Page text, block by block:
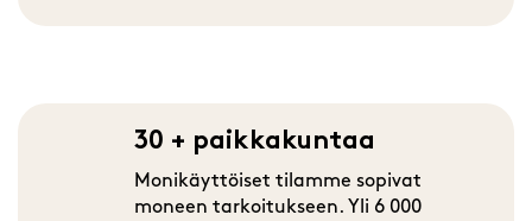
30 + paikkakuntaa
Monikäyttöiset tilamme sopivat
moneen tarkoitukseen. Yli 6 000